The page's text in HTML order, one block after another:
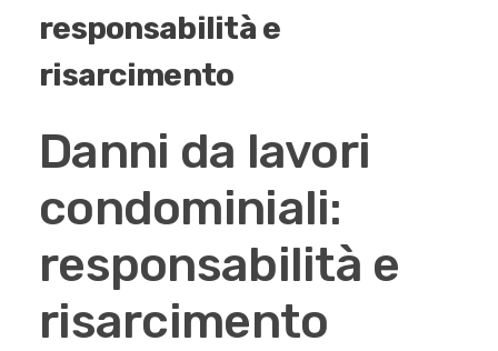
responsabilità e
risarcimento
Danni da lavori
condominiali:
responsabilità e
risarcimento